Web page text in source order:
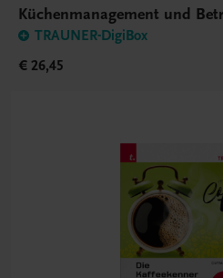
Küchenmanagement und
TRAUNER-DigiBox
€ 26,45